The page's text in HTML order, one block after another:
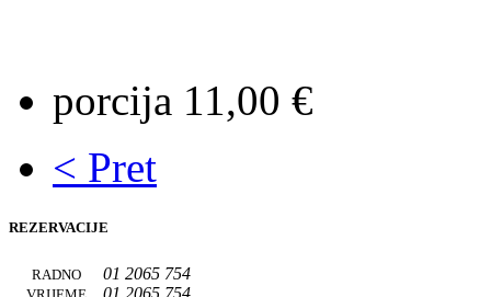
porcija 11,00 €
< Pret
REZERVACIJE
01 2065 754
01 2065 754
RADNO